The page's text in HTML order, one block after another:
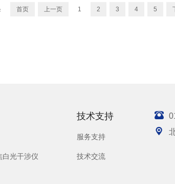
首页 上一页 1 2 3 4 5
白光干涉仪
技术支持
服务支持
技术交流

